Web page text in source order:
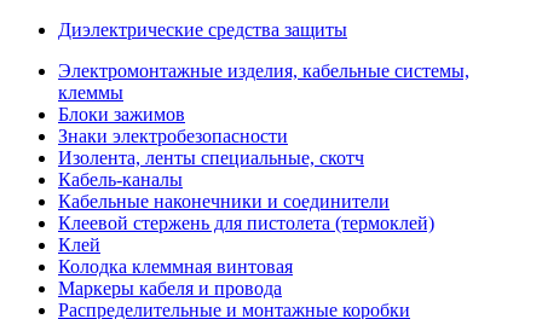
Диэлектрические средства защиты
Электромонтажные изделия, кабельные системы,
клеммы
Блоки зажимов
Знаки электробезопасности
Изолента, ленты специальные, скотч
Кабель-каналы
Кабельные наконечники и соединители
Клеевой стержень для пистолета (термоклей)
Клей
Колодка клеммная винтовая
Маркеры кабеля и провода
Распределительные и монтажные коробки